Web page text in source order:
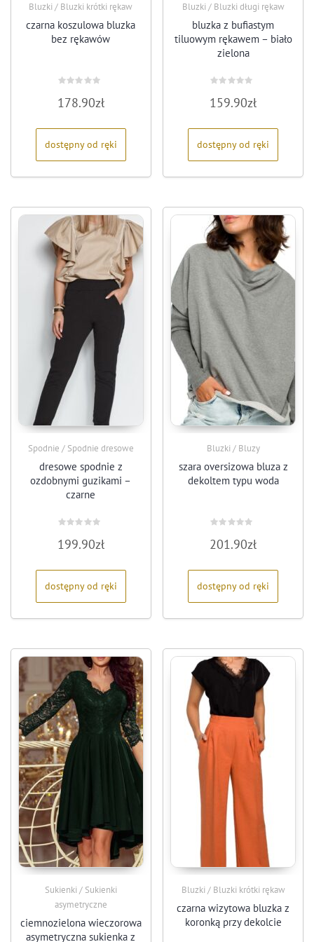
Bluzki / Bluzki krótki rękaw
czarna koszulowa bluzka
bez rękawów
0
na
178.90zł
dostępny od ręki
Bluzki / Bluzki długi rękaw
bluzka z bufiastym
tiluowym rękawem – biało
zielona
0
na
159.90zł
dostępny od ręki
Spodnie / Spodnie dresowe
dresowe spodnie z
ozdobnymi guzikami –
czarne
0
na
199.90zł
dostępny od ręki
Bluzki / Bluzy
szara oversizowa bluza z
dekoltem typu woda
0
na
201.90zł
dostępny od ręki
Sukienki / Sukienki
asymetryczne
ciemnozielona wieczorowa
asymetryczna sukienka z
Bluzki / Bluzki krótki rękaw
czarna wizytowa bluzka z
koronką przy dekolcie